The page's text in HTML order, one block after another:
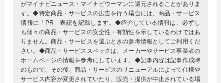
がマイナビニュース・マイナビウーマンに還元されることがありま
す。◆特定商品・サービスの広告を行う場合には、商品・サービス
情報に「PR」表記を記載します。◆紹介している情報は、必ずし
も個々の商品・サービスの安全性・有効性を示しているわけではあ
りません。商品・サービスを選ぶときの参考情報としてご利用くだ
さい。◆商品・サービススペックは、メーカーやサービス事業者の
ホームページの情報を参考にしています。◆記事内容は記事作成時
のもので、その後、商品・サービスのリニューアルによって仕様や
サービス内容が変更されていたり、販売・提供が中止されている場